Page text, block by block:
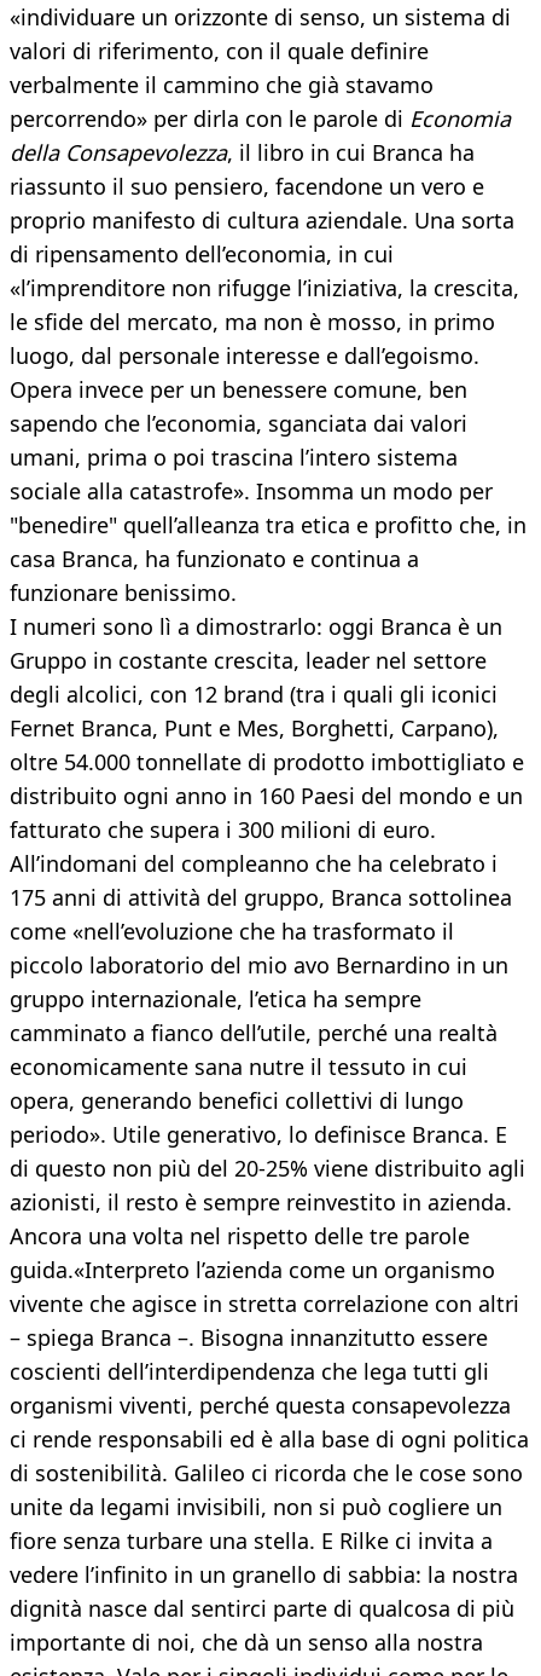
«individuare un orizzonte di senso, un sistema di
valori di riferimento, con il quale definire
verbalmente il cammino che già stavamo
percorrendo» per dirla con le parole di Economia
della Consapevolezza, il libro in cui Branca ha
riassunto il suo pensiero, facendone un vero e
proprio manifesto di cultura aziendale. Una sorta
di ripensamento dell’economia, in cui
«l’imprenditore non rifugge l’iniziativa, la crescita,
le sfide del mercato, ma non è mosso, in primo
luogo, dal personale interesse e dall’egoismo.
Opera invece per un benessere comune, ben
sapendo che l’economia, sganciata dai valori
umani, prima o poi trascina l’intero sistema
sociale alla catastrofe». Insomma un modo per
"benedire" quell’alleanza tra etica e profitto che, in
casa Branca, ha funzionato e continua a
funzionare benissimo.
I numeri sono lì a dimostrarlo: oggi Branca è un
Gruppo in costante crescita, leader nel settore
degli alcolici, con 12 brand (tra i quali gli iconici
Fernet Branca, Punt e Mes, Borghetti, Carpano),
oltre 54.000 tonnellate di prodotto imbottigliato e
distribuito ogni anno in 160 Paesi del mondo e un
fatturato che supera i 300 milioni di euro.
All’indomani del compleanno che ha celebrato i
175 anni di attività del gruppo, Branca sottolinea
come «nell’evoluzione che ha trasformato il
piccolo laboratorio del mio avo Bernardino in un
gruppo internazionale, l’etica ha sempre
camminato a fianco dell’utile, perché una realtà
economicamente sana nutre il tessuto in cui
opera, generando benefici collettivi di lungo
periodo». Utile generativo, lo definisce Branca. E
di questo non più del 20-25% viene distribuito agli
azionisti, il resto è sempre reinvestito in azienda.
Ancora una volta nel rispetto delle tre parole
guida.«Interpreto l’azienda come un organismo
vivente che agisce in stretta correlazione con altri
– spiega Branca –. Bisogna innanzitutto essere
coscienti dell’interdipendenza che lega tutti gli
organismi viventi, perché questa consapevolezza
ci rende responsabili ed è alla base di ogni politica
di sostenibilità. Galileo ci ricorda che le cose sono
unite da legami invisibili, non si può cogliere un
fiore senza turbare una stella. E Rilke ci invita a
vedere l’infinito in un granello di sabbia: la nostra
dignità nasce dal sentirci parte di qualcosa di più
importante di noi, che dà un senso alla nostra